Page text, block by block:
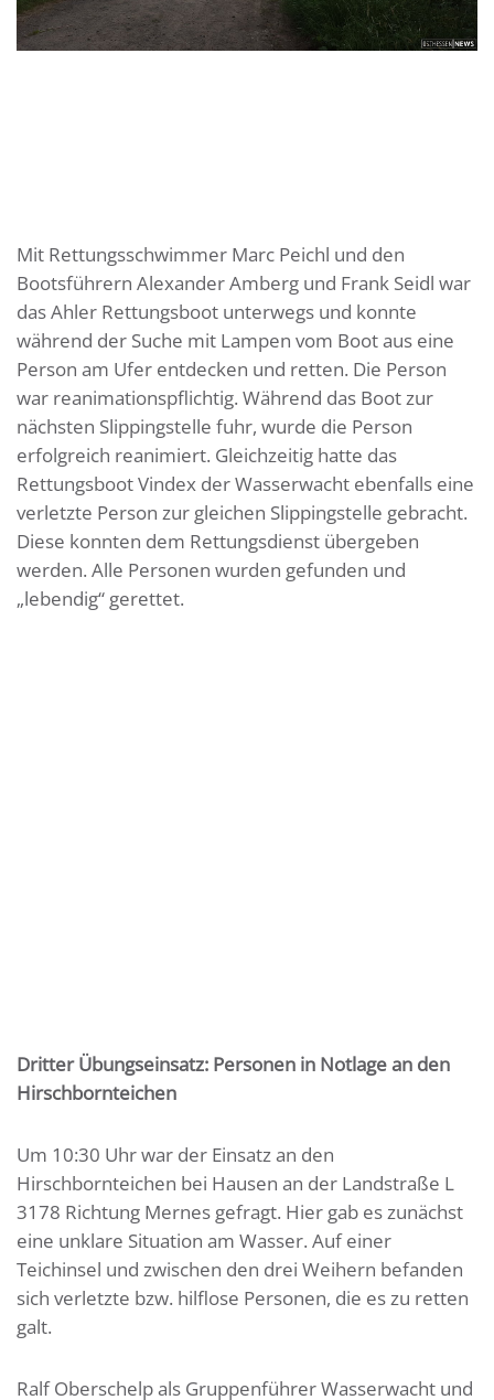
Mit Rettungsschwimmer Marc Peichl und den
Bootsführern Alexander Amberg und Frank Seidl war
das Ahler Rettungsboot unterwegs und konnte
während der Suche mit Lampen vom Boot aus eine
Person am Ufer entdecken und retten. Die Person
war reanimationspflichtig. Während das Boot zur
nächsten Slippingstelle fuhr, wurde die Person
erfolgreich reanimiert. Gleichzeitig hatte das
Rettungsboot Vindex der Wasserwacht ebenfalls eine
verletzte Person zur gleichen Slippingstelle gebracht.
Diese konnten dem Rettungsdienst übergeben
werden. Alle Personen wurden gefunden und
„lebendig“ gerettet.
Dritter Übungseinsatz: Personen in Notlage an den
Hirschbornteichen
Um 10:30 Uhr war der Einsatz an den
Hirschbornteichen bei Hausen an der Landstraße L
3178 Richtung Mernes gefragt. Hier gab es zunächst
eine unklare Situation am Wasser. Auf einer
Teichinsel und zwischen den drei Weihern befanden
sich verletzte bzw. hilflose Personen, die es zu retten
galt.
Ralf Oberschelp als Gruppenführer Wasserwacht und